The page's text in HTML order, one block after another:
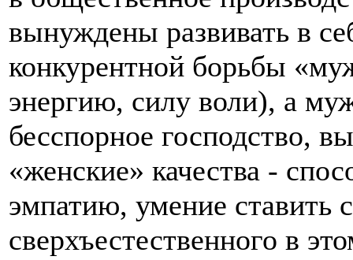
вынуждены развивать в
конкурентной борьбы
энергию, силу воли), а
бесспорное господство,
«женские» качества -
эмпатию, умение ставить
сверхъестественного в